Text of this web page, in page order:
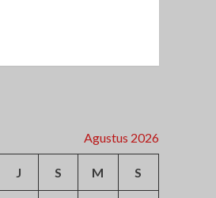
Agustus 2026
J S M S